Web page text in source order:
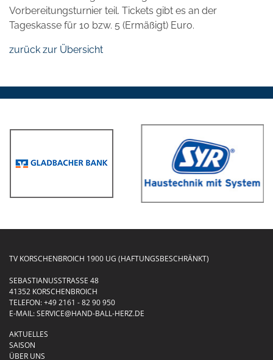
Vorbereitungsturnier teil. Tickets gibt es an der
Tageskasse für 10 bzw. 5 (Ermäßigt) Euro.
zurück zur Übersicht
TV KORSCHENBROICH 1900 UG (HAFTUNGSBESCHRÄNKT)
SEBASTIANUSSTRASSE 48
41352 KORSCHENBROICH
TELEFON:+49 2161 - 82 90 950
E-MAIL:SERVICE@HAND-BALL-HERZ.DE
AKTUELLES
SAISON
ÜBER UNS